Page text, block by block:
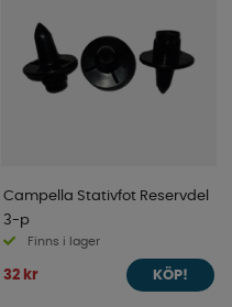
Campella Stativfot Reservdel
3-p
Finns i lager
32 kr KÖP!